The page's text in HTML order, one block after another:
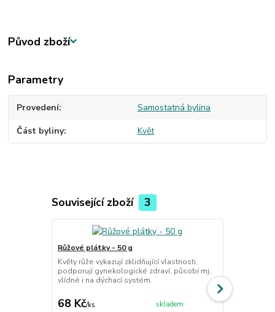
Původ zboží
Parametry
Provedení Samostatná bylina
Část byliny Květ
Související zboží 3
Růžové plátky - 50 g
Květy růže vykazují zklidňující vlastnosti,
podporují gynekologické zdraví, působí mj.
vlídné i na dýchací systém.
68 Kč/ks skladem